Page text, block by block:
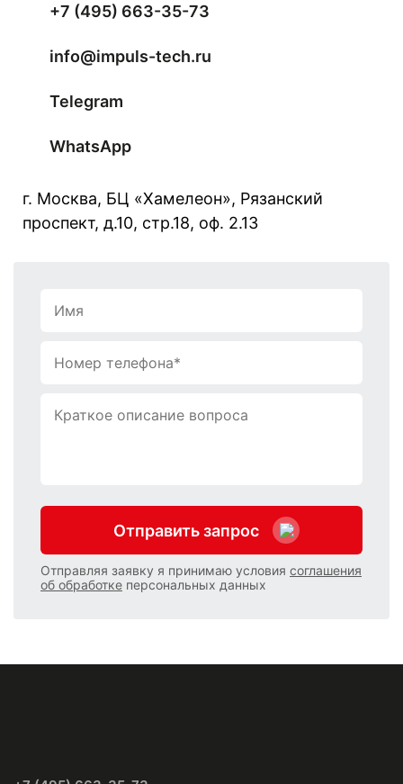
+7 (495) 663-35-73
Telegram
info@impuls-tech.ru
WhatsApp
г. Москва, БЦ «Хамелеон», Рязанский
проспект, д.10, стр.18, оф. 2.13
Отправить запрос
Отправляя заявку я принимаю условия соглашения
об обработке персональных данных